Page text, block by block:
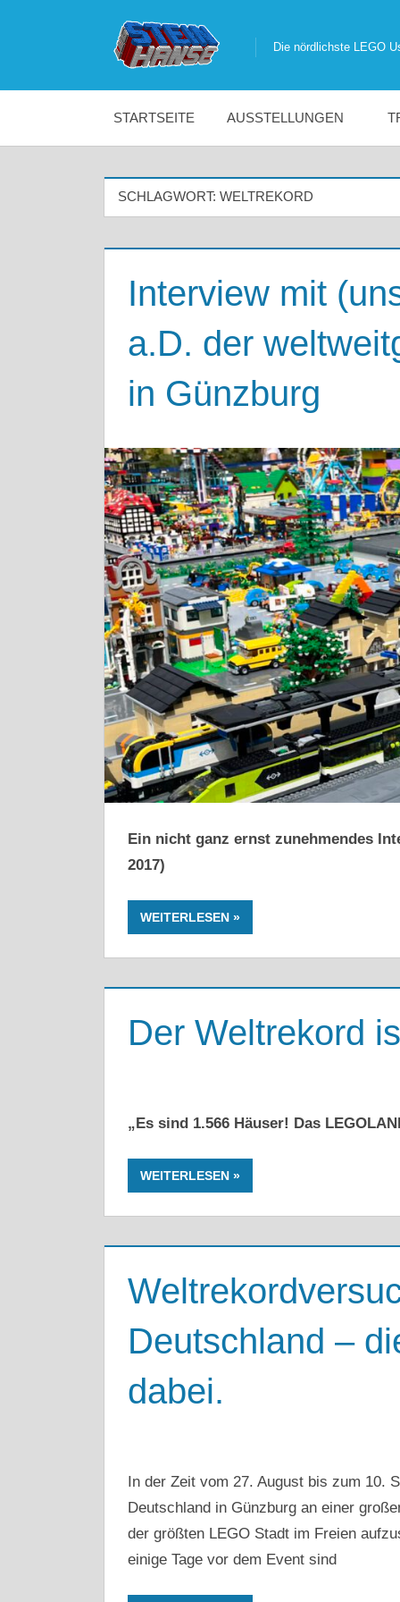
Die
nördlichste
LEGO
User
Die nördlichste LEGO
STARTSEITE AUSSTELLUNGEN
SCHLAGWORT: WELTREKORD
Interview mit
a.D. der
in Günzburg
Ein nicht ganz ernst zunehmendes
2017)
WEITERLESEN
Der Weltrekord
„Es sind 1.566 Häuser! Das
WEITERLESEN
Deutschland –
dabei.
In der Zeit vom 27. August bis zum 10.
Deutschland in Günzburg an einer
der größten LEGO Stadt im Freien
einige Tage vor dem Event sind